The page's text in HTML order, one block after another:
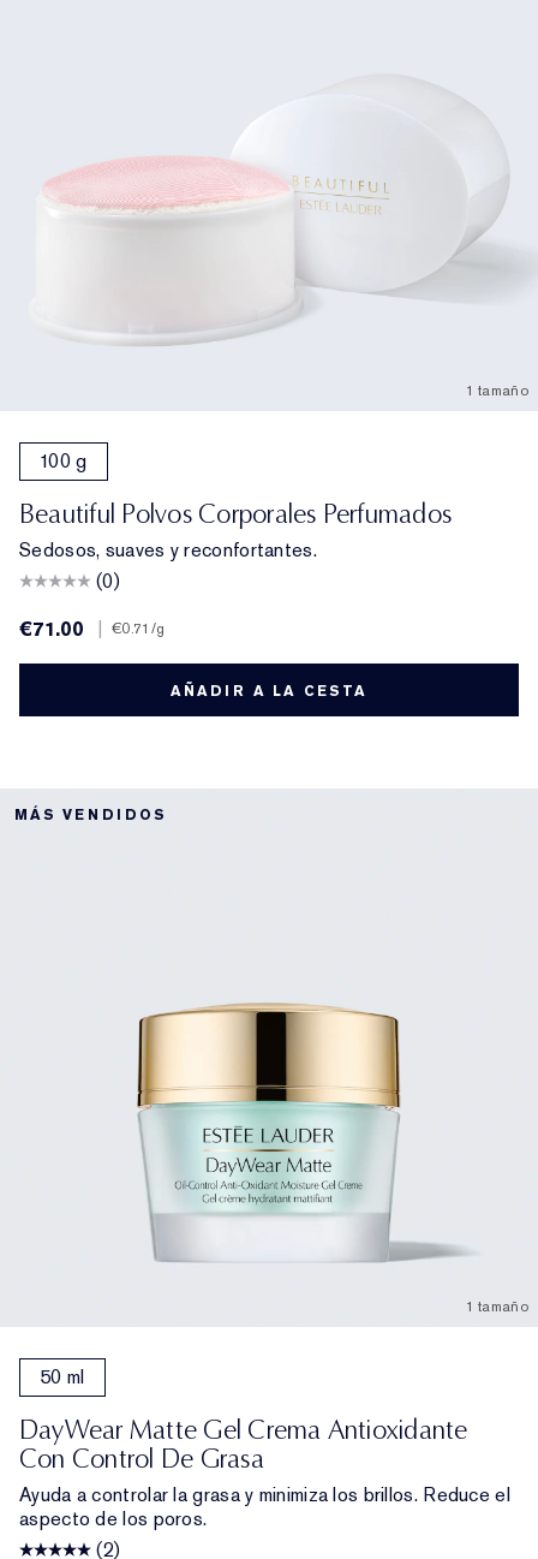
1 tamaño
100 g
Beautiful Polvos Corporales Perfumados
Sedosos, suaves y reconfortantes.
(0)
€71.00
€0.71 /g
AÑADIR A LA CESTA
MÁS VENDIDOS
1 tamaño
50 ml
DayWear Matte Gel Crema Antioxidante
Con Control De Grasa
Ayuda a controlar la grasa y minimiza los brillos. Reduce el
aspecto de los poros.
(2)